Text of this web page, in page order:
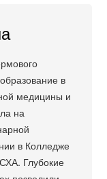
в
медицины и
на
в Колледже
Глубокие